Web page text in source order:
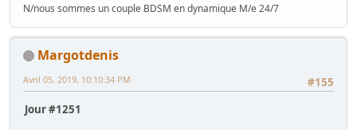
N/nous sommes un couple BDSM en dynamique M/e 24/7
Margotdenis
#155
Avril 05, 2019, 10:10:34 PM
Jour #1251